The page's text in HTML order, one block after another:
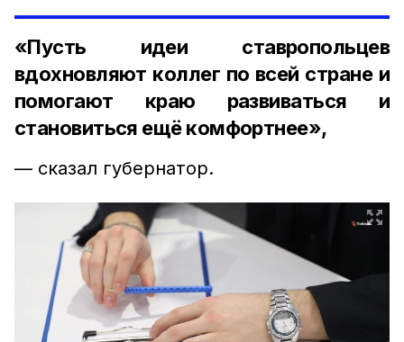
«Пусть идеи ставропольцев
вдохновляют коллег по всей стране и
помогают краю развиваться и
становиться ещё комфортнее»,
— сказал губернатор.